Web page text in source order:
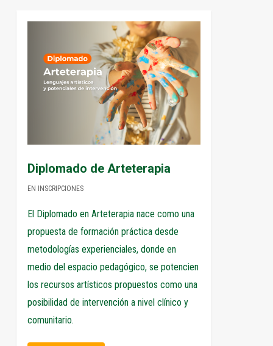
Diplomado de Arteterapia
EN INSCRIPCIONES
El Diplomado en Arteterapia nace como una
propuesta de formación práctica desde
metodologías experienciales, donde en
medio del espacio pedagógico, se potencien
los recursos artísticos propuestos como una
posibilidad de intervención a nivel clínico y
comunitario.